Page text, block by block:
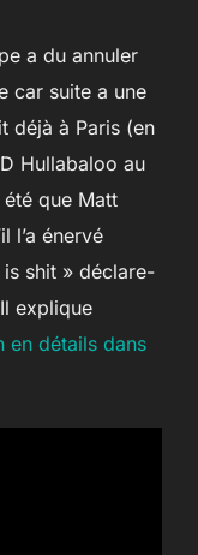
a du annuler
car suite a une
déjà à Paris (en
Hullabaloo au
été que Matt
l’a énervé
shit » déclare-
explique
en détails dans